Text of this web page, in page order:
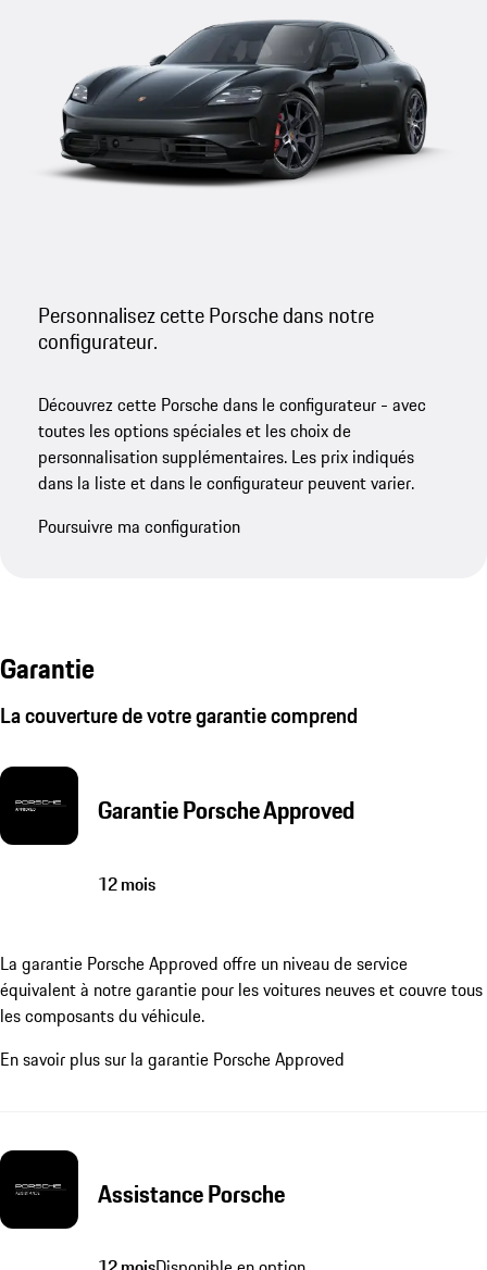
Personnalisez cette Porsche dans notre
configurateur.
Découvrez cette Porsche dans le configurateur - avec
toutes les options spéciales et les choix de
personnalisation supplémentaires. Les prix indiqués
dans la liste et dans le configurateur peuvent varier.
Poursuivre ma configuration
Garantie
La couverture de votre garantie comprend
Garantie Porsche Approved
12 mois
La garantie Porsche Approved offre un niveau de service
équivalent à notre garantie pour les voitures neuves et couvre tous
les composants du véhicule.
En savoir plus sur la garantie Porsche Approved
Assistance Porsche